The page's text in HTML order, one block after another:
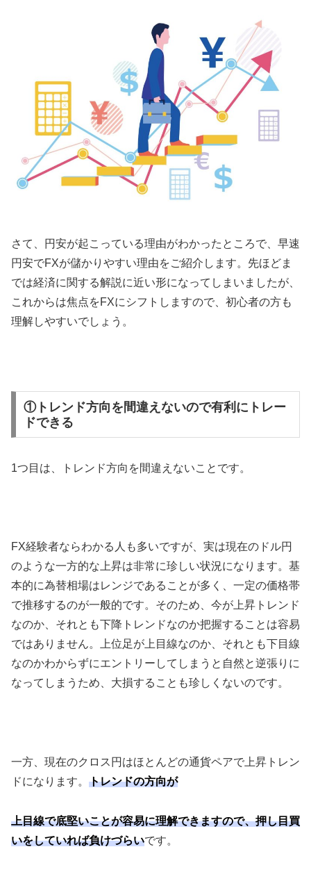
さて、円安が起こっている理由がわかったところで、早速
円安でFXが儲かりやすい理由をご紹介します。先ほどま
では経済に関する解説に近い形になってしまいましたが、
これからは焦点をFXにシフトしますので、初心者の方も
理解しやすいでしょう。
①トレンド方向を間違えないので有利にトレー
ドできる
1つ目は、トレンド方向を間違えないことです。
FX経験者ならわかる人も多いですが、実は現在のドル円
のような一方的な上昇は非常に珍しい状況になります。基
本的に為替相場はレンジであることが多く、一定の価格帯
で推移するのが一般的です。そのため、今が上昇トレンド
なのか、それとも下降トレンドなのか把握することは容易
ではありません。上位足が上目線なのか、それとも下目線
なのかわからずにエントリーしてしまうと自然と逆張りに
なってしまうため、大損することも珍しくないのです。
一方、現在のクロス円はほとんどの通貨ペアで上昇トレン
ドになります。 トレンドの方向が
上目線で底堅いことが容易に理解できますので、押し目買
いをしていれば負けづらいです。